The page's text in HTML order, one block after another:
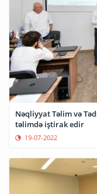
Nəqliyyat Təlim və
19-07-2022